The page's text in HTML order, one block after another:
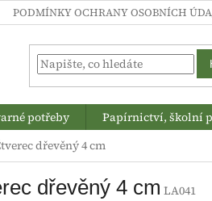
PODMÍNKY OCHRANY OSOBNÍCH
potřeby Papírnictví, školní
dřevěný 4 cm
dřevěný 4 cm LA041